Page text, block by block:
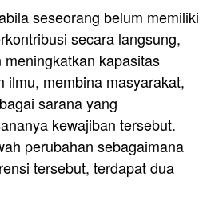
seseorang belum memiliki
secara langsung,
kapasitas
ilmu, membina masyarakat,
sarana yang
kewajiban tersebut.
perubahan sebagaimana
tersebut, terdapat dua